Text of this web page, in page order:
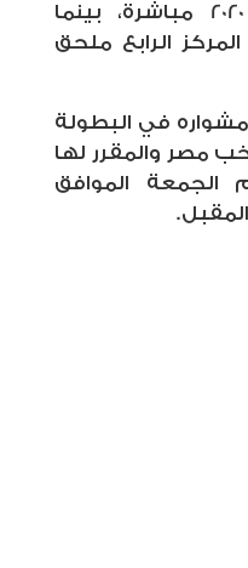
إلى أولمبياد طوكيو 2020 مباشرة، بينما
الرابع ملحق
في البطولة
مصر والمقرر لها
الجمعة الموافق